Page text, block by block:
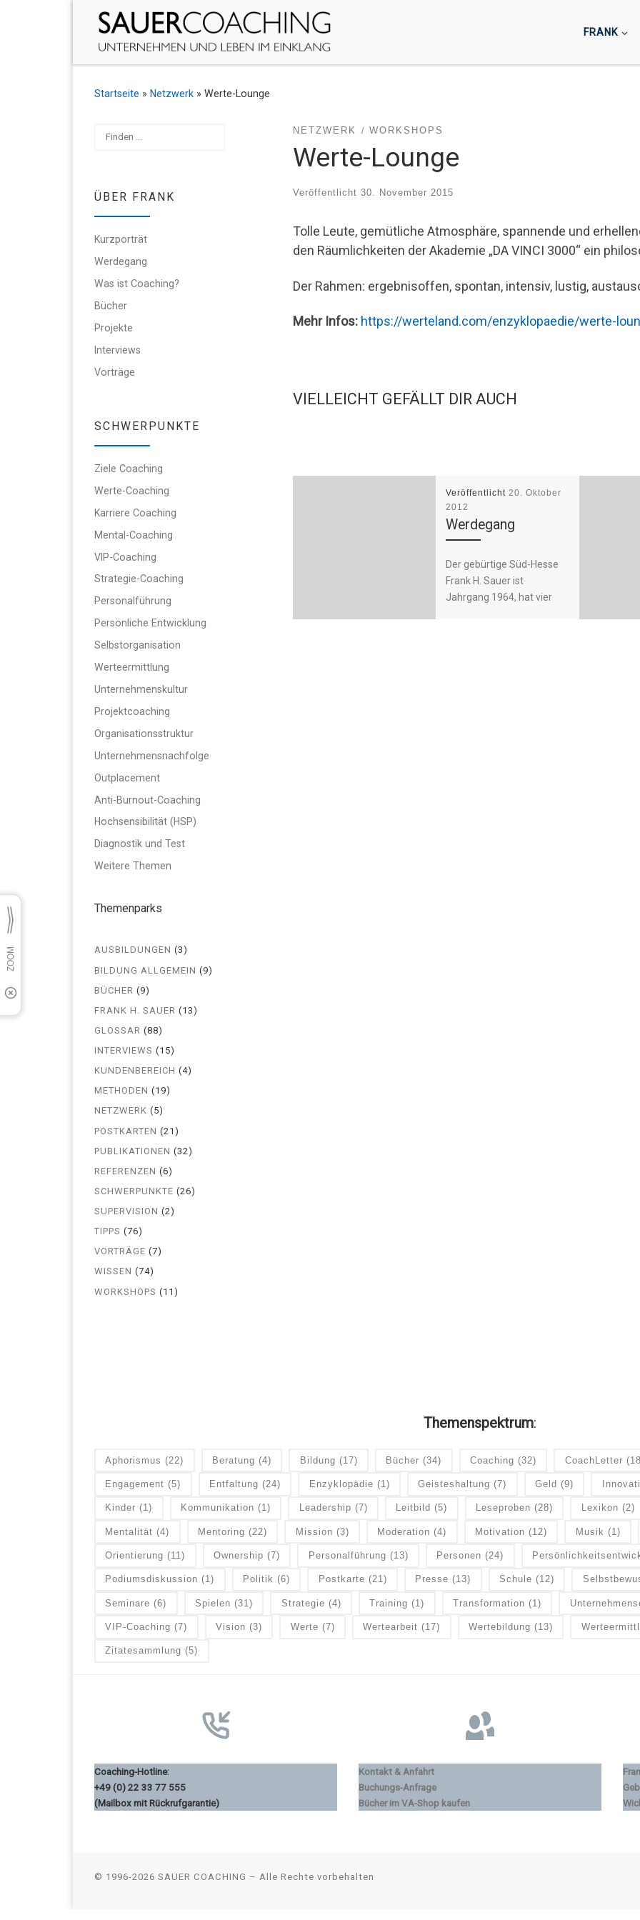
Zum Inhalt springen
FRANK
Startseite » Netzwerk » Werte-Lounge
NETZWERK WORKSHOPS
Werte-Lounge
Veröffentlicht 30. November 2015
Tolle Leute, gemütliche Atmosphäre, spannende und
den Räumlichkeiten der Akademie „DA VINCI 3000“ ein
Der Rahmen: ergebnisoffen, spontan, intensiv, lustig,
Mehr Infos: https://werteland.com/enzyklopaedie/werte-
VIELLEICHT GEFÄLLT DIR AUCH
Veröffentlicht20. Oktober
2012
Werdegang
Der gebürtige Süd-Hesse
Frank H. Sauer ist
Jahrgang 1964, hat vier
ÜBER FRANK
Kurzporträt
Werdegang
Was ist Coaching?
Bücher
Projekte
Interviews
Vorträge
SCHWERPUNKTE
Ziele Coaching
Werte-Coaching
Karriere Coaching
Mental-Coaching
VIP-Coaching
Strategie-Coaching
Personalführung
Persönliche Entwicklung
Selbstorganisation
Werteermittlung
Unternehmenskultur
Projektcoaching
Organisationsstruktur
Unternehmensnachfolge
Outplacement
Anti-Burnout-Coaching
Hochsensibilität (HSP)
Diagnostik und Test
Weitere Themen
Themenparks
AUSBILDUNGEN (3)
BILDUNG ALLGEMEIN (9)
BÜCHER (9)
FRANK H. SAUER (13)
GLOSSAR (88)
INTERVIEWS (15)
KUNDENBEREICH (4)
METHODEN (19)
NETZWERK (5)
POSTKARTEN (21)
PUBLIKATIONEN (32)
REFERENZEN (6)
SCHWERPUNKTE (26)
SUPERVISION (2)
TIPPS (76)
VORTRÄGE (7)
WISSEN (74)
WORKSHOPS (11)
Themenspektrum:
Aphorismus (22) Beratung (4) Bildung (17) Bücher (34) Coaching (32) CoachLetter
Engagement (5) Entfaltung (24) Enzyklopädie (1) Geisteshaltung (7) Geld (9)
Kinder (1) Kommunikation (1) Leadership (7) Leitbild (5) Leseproben (28) Lexikon (2)
Mentalität (4) Mentoring (22) Mission (3) Moderation (4) Motivation (12) Musik (1)
Orientierung (11) Ownership (7) Personalführung (13) Personen (24)
Podiumsdiskussion (1) Politik (6) Postkarte (21) Presse (13) Schule (12)
Seminare (6) Spielen (31) Strategie (4) Training (1) Transformation (1)
VIP-Coaching (7) Vision (3) Werte (7) Wertearbeit (17) Wertebildung (13)
Zitatesammlung (5)
Coaching-Hotline:
+49 (0) 22 33 77 555
(Mailbox mit Rückrufgarantie)
Kontakt & Anfahrt
Buchungs-Anfrage
Bücher im VA-Shop kaufen
© 1996-2026 SAUER COACHING – Alle Rechte vorbehalten